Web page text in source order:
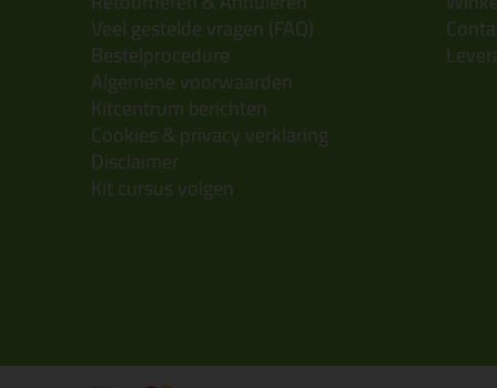
Veel gestelde vragen (FAQ)
Bestelprocedure
Algemene voorwaarden
Kitcentrum berichten
Cookies & privacy verklaring
Disclaimer
Kit cursus volgen